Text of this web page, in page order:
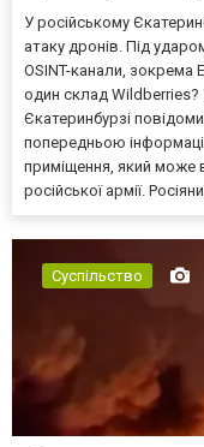
У російському
атаку дронів. Під
OSINT-канали, зокрема
один склад Wildberries?
Єкатеринбурзі
попередньою
приміщення, який може
російської армії.
Суспільство